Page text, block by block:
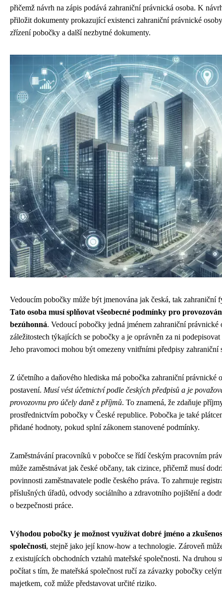
přičemž návrh na zápis podává zahraniční právnická osoba. K
přiložit dokumenty prokazující existenci zahraniční právnické
zřízení pobočky a další nezbytné dokumenty.
Vedoucím pobočky může být jmenována jak česká, tak zahraniční
Tato osoba musí splňovat všeobecné podmínky pro
bezúhonná. Vedoucí pobočky jedná jménem zahraniční právnické
záležitostech týkajících se pobočky a je oprávněn za ni
Jeho pravomoci mohou být omezeny vnitřními předpisy zahraniční
Z účetního a daňového hlediska má pobočka zahraniční právnické
postavení. Musí vést účetnictví podle českých předpisů a je
provozovnu pro účely daně z příjmů. To znamená, že zdaňuje
prostřednictvím pobočky v České republice. Pobočka je také
přidané hodnoty, pokud splní zákonem stanovené podmínky.
Zaměstnávání pracovníků v pobočce se řídí českým pracovním
může zaměstnávat jak české občany, tak cizince, přičemž musí
povinnosti zaměstnavatele podle českého práva. To zahrnuje
příslušných úřadů, odvody sociálního a zdravotního pojištění a
o bezpečnosti práce.
Výhodou pobočky je možnost využívat dobré jméno a
společnosti, stejně jako její know-how a technologie. Zároveň
z existujících obchodních vztahů mateřské společnosti. Na druhou
počítat s tím, že mateřská společnost ručí za závazky pobočky
majetkem, což může představovat určité riziko.